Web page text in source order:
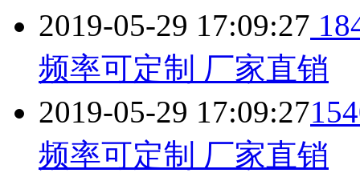
2019-05-29 17:09:27
频率可定制 厂家直销
2019-05-29 17:09:27
频率可定制 厂家直销